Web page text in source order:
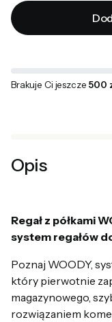
Brakuje Ci jeszcze 500
Opis
Regał z półkami
system regałów
Poznaj WOODY,
który pierwotnie
magazynowego,
rozwiązaniem